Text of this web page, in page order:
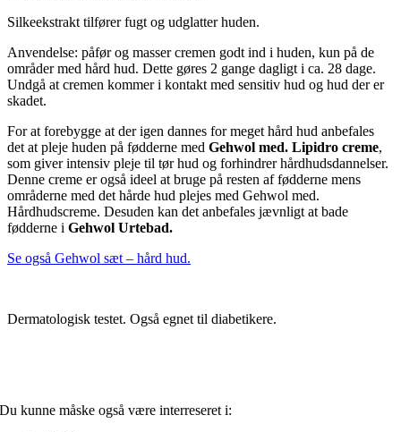
Silkeekstrakt tilfører fugt og udglatter huden.
Anvendelse: påfør og masser cremen godt ind i huden, kun på de
områder med hård hud. Dette gøres 2 gange dagligt i ca. 28 dage.
Undgå at cremen kommer i kontakt med sensitiv hud og hud der er
skadet.
For at forebygge at der igen dannes for meget hård hud anbefales
det at pleje huden på fødderne med Gehwol med. Lipidro creme,
som giver intensiv pleje til tør hud og forhindrer hårdhudsdannelser.
Denne creme er også ideel at bruge på resten af fødderne mens
områderne med det hårde hud plejes med Gehwol med.
Hårdhudscreme. Desuden kan det anbefales jævnligt at bade
fødderne i Gehwol Urtebad.
Se også Gehwol sæt – hård hud.
Dermatologisk testet. Også egnet til diabetikere.
Du kunne måske også være interreseret i: